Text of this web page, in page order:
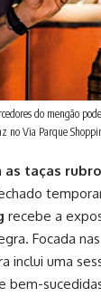
do mengão
no Via Parque
taças
recebe a
Focada
inclui uma
bem-